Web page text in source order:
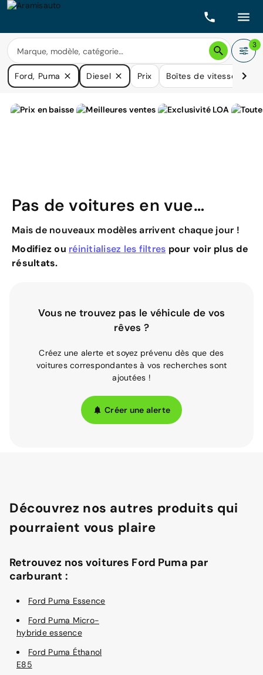
3
Ford, Puma Diesel Prix Boîtes de vitesse
Pas de voitures en vue…
Mais de nouveaux modèles arrivent chaque jour !
Modifiez ou réinitialisez les filtres pour voir plus de
résultats.
Vous ne trouvez pas le véhicule de vos
rêves ?
Créez une alerte et soyez prévenu dès que des
voitures correspondantes à vos recherches sont
ajoutées !
Créer une alerte
Découvrez nos autres produits qui
pourraient vous plaire
Retrouvez nos voitures Ford Puma par
carburant :
Ford Puma Essence
Ford Puma Micro-
hybride essence
Ford Puma Éthanol
E85